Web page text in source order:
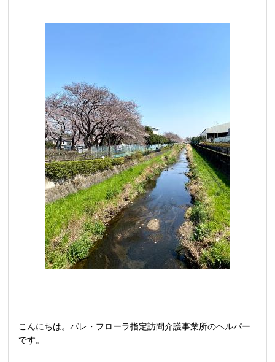
こんにちは。パレ・フローラ指定訪問介護事業所のヘルパー
です。